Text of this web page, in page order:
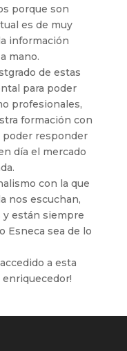
porque son
es de muy
información
mano.
de estas
para poder
profesionales,
formación con
poder responder
día el mercado
con la que
nos escuchan,
y están siempre
Esneca sea de lo
a esta